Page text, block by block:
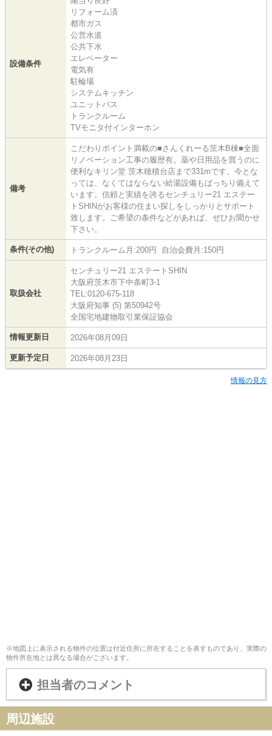
設備条件
リフォーム済
都市ガス
公営水道
公共下水
エレベーター
電気有
駐輪場
システムキッチン
ユニットバス
トランクルーム
TVモニタ付インターホン
備考
こだわりポイント満載の■さんくれーる茨木B棟■全面
リノベーション工事の履歴有。薬や日用品を買うのに
便利なキリン堂 茨木穂積台店まで331mです。今とな
っては、なくてはならない給湯設備もばっちり備えて
います。信頼と実績を誇るセンチュリー21 エステー
トSHINがお客様の住まい探しをしっかりとサポート
致します。ご希望の条件などがあれば、ぜひお聞かせ
下さい。
条件(その他) トランクルーム月:200円 自治会費月:150円
取扱会社
センチュリー21 エステートSHIN
大阪府茨木市下中条町3-1
TEL:0120-675-118
大阪府知事 (5) 第50942号
全国宅地建物取引業保証協会
情報更新日 2026年08月09日
更新予定日 2026年08月23日
情報の見方
※地図上に表示される物件の位置は付近住所に所在することを表すものであり、実際の
物件所在地とは異なる場合がございます。
担当者のコメント
周辺施設